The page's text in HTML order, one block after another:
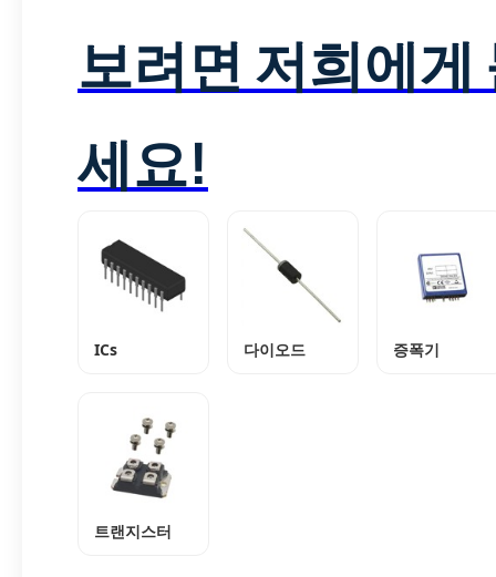
보려면 저희에게
세요!
ICs 다이오드 증폭기
트랜지스터